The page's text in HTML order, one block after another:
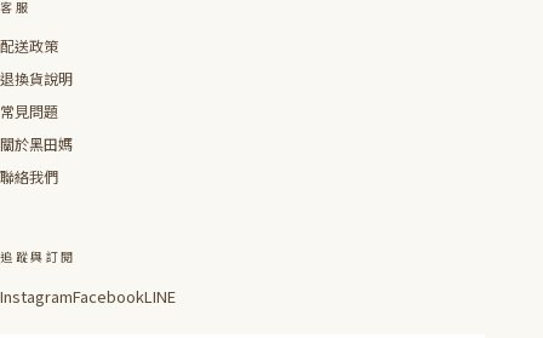
客服
配送政策
退換貨說明
常見問題
關於黑田媽
聯絡我們
追蹤與訂閱
InstagramFacebookLINE